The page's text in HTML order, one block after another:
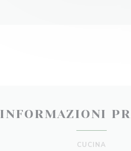
INFORMAZIONI
CUCINA